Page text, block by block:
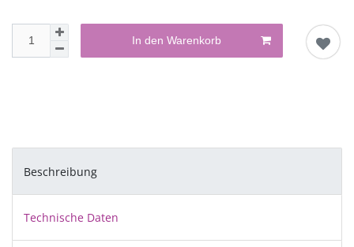
In den Warenkorb
Beschreibung
Technische Daten